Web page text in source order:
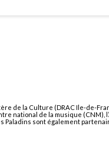
de la Culture (DRAC Ile-de-
national de la musique
Paladins sont également